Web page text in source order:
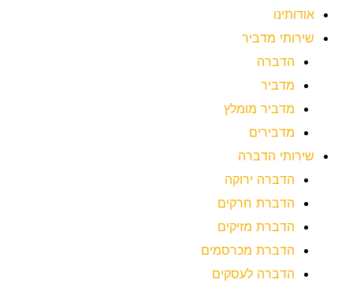
אודותינו
שירותי מדביר
הדברה
מדביר
מדביר מומלץ
מדבירים
שירותי הדברה
הדברה ירוקה
הדברת חרקים
הדברת מזיקים
הדברת מכרסמים
הדברה לעסקים